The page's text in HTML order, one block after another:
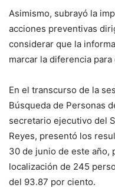
Asimismo, subrayó la
acciones preventivas
considerar que la
marcar la diferencia
En el transcurso de la
Búsqueda de Personas
secretario ejecutivo del
Reyes, presentó los
30 de junio de este año,
localización de 245
del 93.87 por ciento.